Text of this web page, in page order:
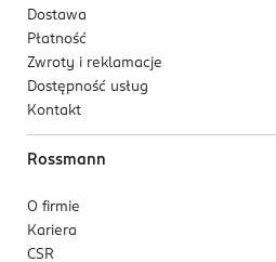
Dostawa
Płatność
Zwroty i reklamacje
Dostępność usług
Kontakt
Rossmann
O firmie
Kariera
CSR